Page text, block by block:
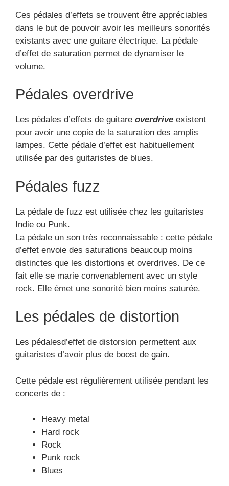
Ces pédales d’effets se trouvent être appréciables
dans le but de pouvoir avoir les meilleurs sonorités
existants avec une guitare électrique. La pédale
d’effet de saturation permet de dynamiser le
volume.
Pédales overdrive
Les pédales d’effets de guitare overdrive existent
pour avoir une copie de la saturation des amplis
lampes. Cette pédale d’effet est habituellement
utilisée par des guitaristes de blues.
Pédales fuzz
La pédale de fuzz est utilisée chez les guitaristes
Indie ou Punk.
La pédale un son très reconnaissable : cette pédale
d’effet envoie des saturations beaucoup moins
distinctes que les distortions et overdrives. De ce
fait elle se marie convenablement avec un style
rock. Elle émet une sonorité bien moins saturée.
Les pédales de distortion
Les pédalesd’effet de distorsion permettent aux
guitaristes d’avoir plus de boost de gain.
Cette pédale est régulièrement utilisée pendant les
concerts de :
Heavy metal
Hard rock
Rock
Punk rock
Blues